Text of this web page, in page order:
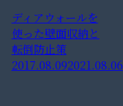
ディアウォールを
使った壁面収納と
転倒防止策
2017.08.092021.08.06